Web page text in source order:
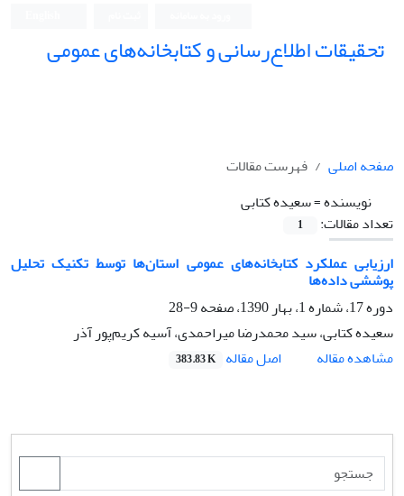
تحقیقات اطلاع‌رسانی و کتابخانه‌های عمومی
صفحه اصلی
فهرست مقالات
نویسنده =سعیده کتابی
تعداد مقالات:
1
ارزیابی عملکرد کتابخانه‌های عمومی استان‌ها توسط تکنیک تحلیل
پوششی داده‌ها
دوره 17، شماره 1، بهار 1390، صفحه
9-28
سعیده کتابی، سید محمدرضا میراحمدی، آسیه کریم‌پور آذر
مشاهده مقاله
اصل مقاله 383.83 K